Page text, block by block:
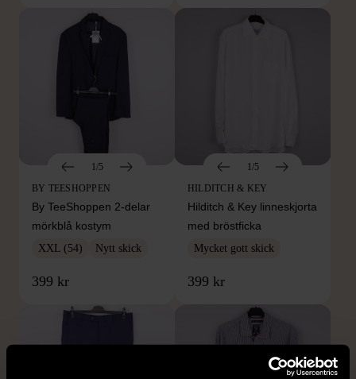
1/5
BY TEESHOPPEN
By TeeShoppen 2-delar
mörkblå kostym
XXL (54) Nytt skick
399 kr
1/5
HILDITCH & KEY
Hilditch & Key linneskjorta
med bröstficka
Mycket gott skick
399 kr